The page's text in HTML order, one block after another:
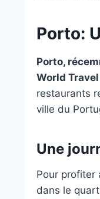
Porto:
Porto,
World
restaurants
ville du
Une
Pour profiter
dans le